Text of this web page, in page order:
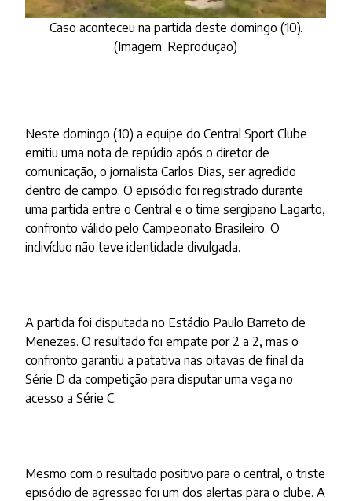
Caso aconteceu na partida deste domingo (10).
(Imagem: Reprodução)
Neste domingo (10) a equipe do Central Sport Clube
emitiu uma nota de repúdio após o diretor de
comunicação, o jornalista Carlos Dias, ser agredido
dentro de campo. O episódio foi registrado durante
uma partida entre o Central e o time sergipano Lagarto,
confronto válido pelo Campeonato Brasileiro. O
indivíduo não teve identidade divulgada.
A partida foi disputada no Estádio Paulo Barreto de
Menezes. O resultado foi empate por 2 a 2, mas o
confronto garantiu a patativa nas oitavas de final da
Série D da competição para disputar uma vaga no
acesso a Série C.
Mesmo com o resultado positivo para o central, o triste
episódio de agressão foi um dos alertas para o clube. A